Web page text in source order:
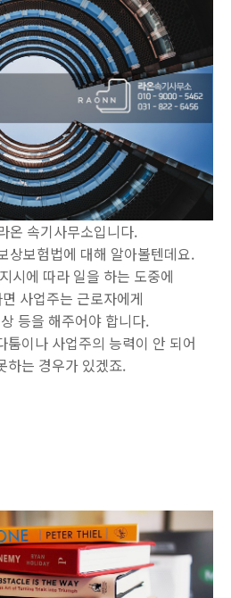
온 속기사무소입니다.
상보험법에 대해 알아볼텐데요.
시에 따라 일을 하는 도중에
사업주는 근로자에게
등을 해주어야 합니다.
툼이나 사업주의 능력이 안 되어
하는 경우가 있겠죠.